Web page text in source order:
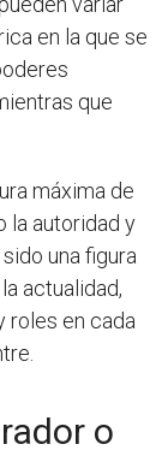
en la que se
que
máxima de
la autoridad y
una figura
actualidad,
roles en cada
o